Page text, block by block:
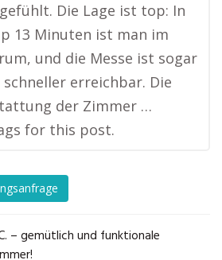
Die Lage ist top: In
13 Minuten ist man im
und die Messe ist sogar
schneller erreichbar. Die
der Zimmer …
for this post.
– gemütlich und funktionale